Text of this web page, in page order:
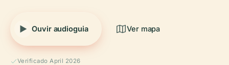
Ouvir audioguia Ver mapa
Verificado April 2026